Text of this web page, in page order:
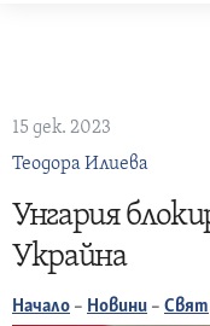
15 дек. 2023
Теодора Илиева
Унгария
Украйна
Начало – Новини – Свят